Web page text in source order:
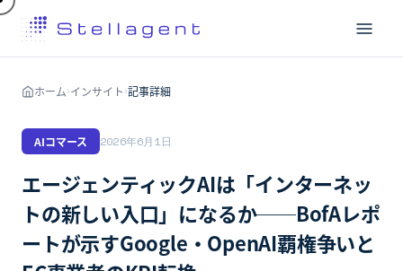
ホーム›インサイト ›記事詳細
AIコマース 2026年6月1日
エージェンティックAIは「インターネッ
トの新しい入口」になるか──BofAレポ
ートが示すGoogle・OpenAI覇権争いと